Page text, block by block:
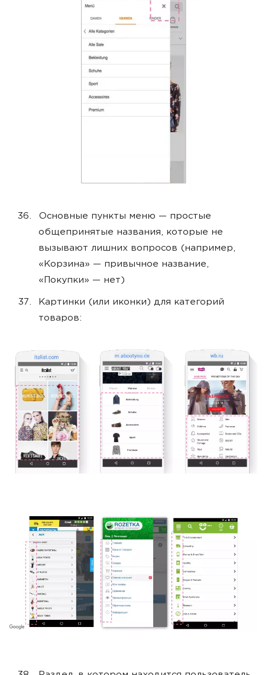
Основные пункты меню — простые
общепринятые названия, которые не
вызывают лишних вопросов (например,
«Корзина» — привычное название,
«Покупки» — нет)
Картинки (или иконки) для категорий
товаров: